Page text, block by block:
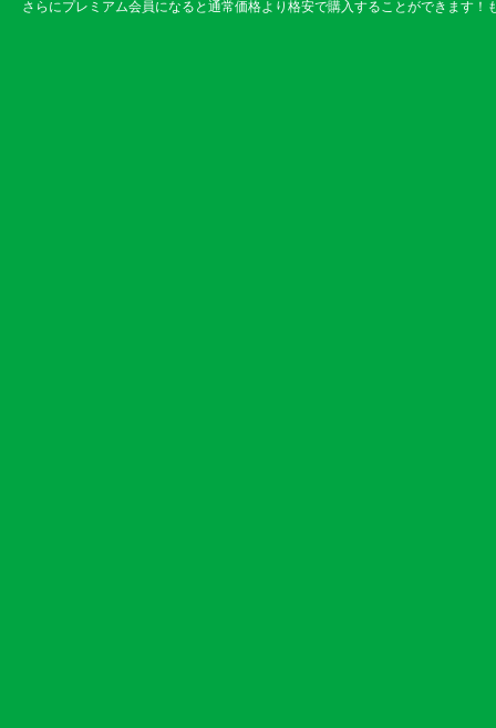
さらにプレミアム会員になると通常価格より格安で購入することができます